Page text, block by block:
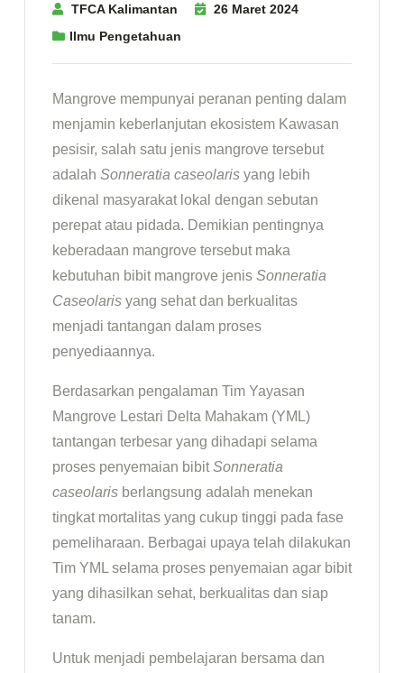
TFCA Kalimantan
26 Maret 2024
Ilmu Pengetahuan
Mangrove mempunyai peranan penting dalam
menjamin keberlanjutan ekosistem Kawasan
pesisir, salah satu jenis mangrove tersebut
adalah Sonneratia caseolaris yang lebih
dikenal masyarakat lokal dengan sebutan
perepat atau pidada. Demikian pentingnya
keberadaan mangrove tersebut maka
kebutuhan bibit mangrove jenis Sonneratia
Caseolaris yang sehat dan berkualitas
menjadi tantangan dalam proses
penyediaannya.
Berdasarkan pengalaman Tim Yayasan
Mangrove Lestari Delta Mahakam (YML)
tantangan terbesar yang dihadapi selama
proses penyemaian bibitSonneratia
caseolaris berlangsung adalah menekan
tingkat mortalitas yang cukup tinggi pada fase
pemeliharaan. Berbagai upaya telah dilakukan
Tim YML selama proses penyemaian agar bibit
yang dihasilkan sehat, berkualitas dan siap
tanam.
Untuk menjadi pembelajaran bersama dan